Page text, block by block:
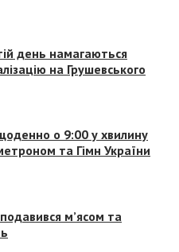
день намагаються
на Грушевського
о 9:00 у хвилину
та Гімн України
м’ясом та